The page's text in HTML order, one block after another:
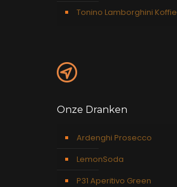
Tonino Lamborghini Koffie
Onze Dranken
Ardenghi Prosecco
LemonSoda
P31 Aperitivo Green